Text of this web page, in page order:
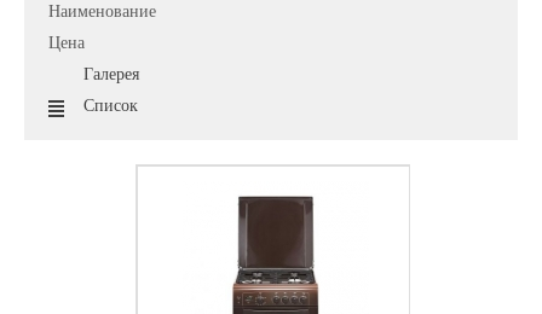
Наименование
Цена
Галерея
Список